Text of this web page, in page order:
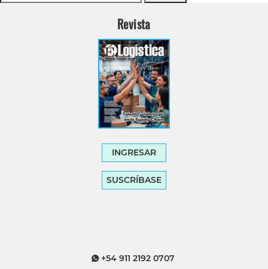
Revista
INGRESAR
SUSCRÍBASE
+54 911 2192 0707